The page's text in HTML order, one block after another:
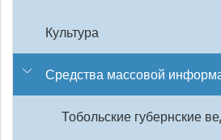
Культура
Средства массовой
Тобольские губернские